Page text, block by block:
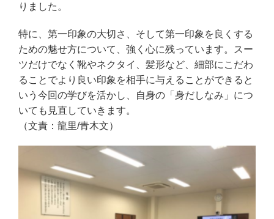
りました。
特に、第一印象の大切さ、そして第一印象を良くする
ための魅せ方について、強く心に残っています。スー
ツだけでなく靴やネクタイ、髪形など、細部にこだわ
ることでより良い印象を相手に与えることができると
いう今回の学びを活かし、自身の「身だしなみ」につ
いても見直していきます。
（文責：龍里/青木文）